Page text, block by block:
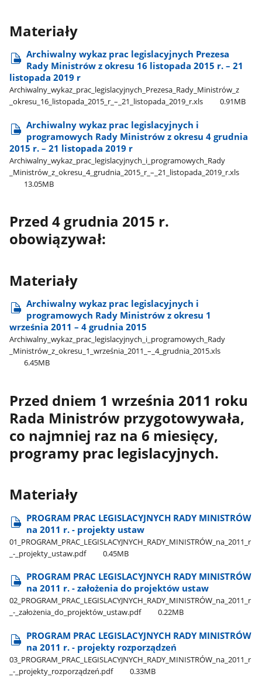
Materiały
Archiwalny wykaz prac legislacyjnych Prezesa
Rady Ministrów z okresu 16 listopada 2015 r. – 21
listopada 2019 r
Archiwalny​_wykaz​_prac​_legislacyjnych​_Prezesa​_Rady​_Ministrów​_z​
_okresu​_16​_listopada​_2015​_r​_–​_21​_listopada​_2019​_r.xls
0.91MB
Archiwalny wykaz prac legislacyjnych i
programowych Rady Ministrów z okresu 4 grudnia
2015 r. – 21 listopada 2019 r
Archiwalny​_wykaz​_prac​_legislacyjnych​_i​_programowych​_Rady​
_Ministrów​_z​_okresu​_4​_grudnia​_2015​_r​_–​_21​_listopada​_2019​_r.xls
13.05MB
Przed 4 grudnia 2015 r.
obowiązywał:
Materiały
Archiwalny wykaz prac legislacyjnych i
programowych Rady Ministrów z okresu 1
września 2011 – 4 grudnia 2015
Archiwalny​_wykaz​_prac​_legislacyjnych​_i​_programowych​_Rady​
_Ministrów​_z​_okresu​_1​_września​_2011​_–​_4​_grudnia​_2015.xls
6.45MB
Przed dniem 1 września 2011 roku
Rada Ministrów przygotowywała,
co najmniej raz na 6 miesięcy,
programy prac legislacyjnych.
Materiały
PROGRAM PRAC LEGISLACYJNYCH RADY MINISTRÓW
na 2011 r. - projekty ustaw
01​_PROGRAM​_PRAC​_LEGISLACYJNYCH​_RADY​_MINISTRÓW​_na​_2011​_r​
_-​_projekty​_ustaw.pdf
0.45MB
PROGRAM PRAC LEGISLACYJNYCH RADY MINISTRÓW
na 2011 r. - założenia do projektów ustaw
02​_PROGRAM​_PRAC​_LEGISLACYJNYCH​_RADY​_MINISTRÓW​_na​_2011​_r​
_-​_założenia​_do​_projektów​_ustaw.pdf
0.22MB
PROGRAM PRAC LEGISLACYJNYCH RADY MINISTRÓW
na 2011 r. - projekty rozporządzeń
03​_PROGRAM​_PRAC​_LEGISLACYJNYCH​_RADY​_MINISTRÓW​_na​_2011​_r​
_-​_projekty​_rozporządzeń.pdf
0.33MB